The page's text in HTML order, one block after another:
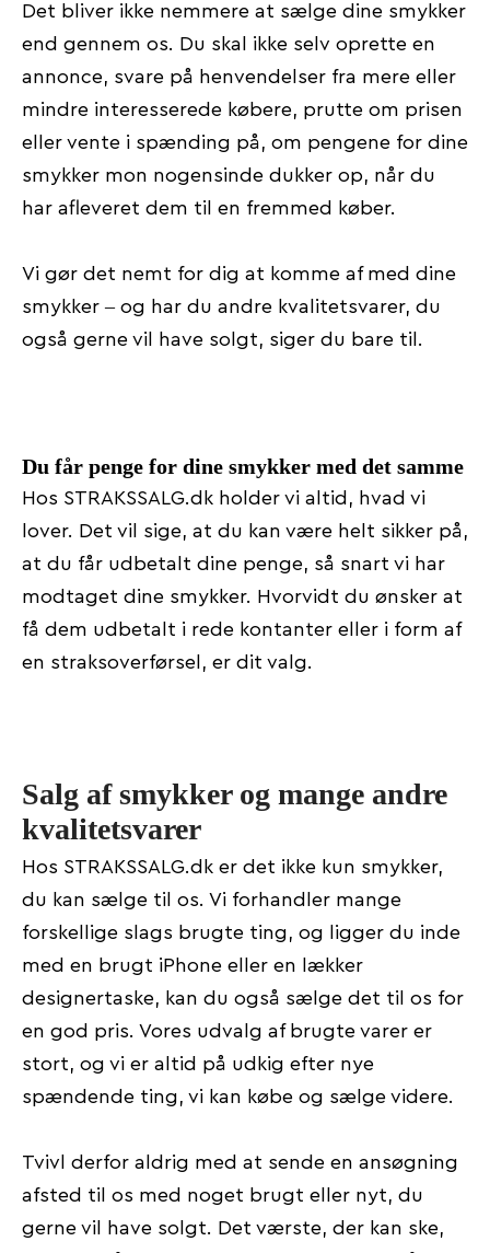
Det bliver ikke nemmere at sælge dine smykker
end gennem os. Du skal ikke selv oprette en
annonce, svare på henvendelser fra mere eller
mindre interesserede købere, prutte om prisen
eller vente i spænding på, om pengene for dine
smykker mon nogensinde dukker op, når du
har afleveret dem til en fremmed køber.
Vi gør det nemt for dig at komme af med dine
smykker – og har du andre kvalitetsvarer, du
også gerne vil have solgt, siger du bare til.
Du får penge for dine smykker med det samme
Hos STRAKSSALG.dk holder vi altid, hvad vi
lover. Det vil sige, at du kan være helt sikker på,
at du får udbetalt dine penge, så snart vi har
modtaget dine smykker. Hvorvidt du ønsker at
få dem udbetalt i rede kontanter eller i form af
en straksoverførsel, er dit valg.
Salg af smykker og mange andre
kvalitetsvarer
Hos STRAKSSALG.dk er det ikke kun smykker,
du kan sælge til os. Vi forhandler mange
forskellige slags brugte ting, og ligger du inde
med en brugt iPhone eller en lækker
designertaske, kan du også sælge det til os for
en god pris. Vores udvalg af brugte varer er
stort, og vi er altid på udkig efter nye
spændende ting, vi kan købe og sælge videre.
Tvivl derfor aldrig med at sende en ansøgning
afsted til os med noget brugt eller nyt, du
gerne vil have solgt. Det værste, der kan ske,